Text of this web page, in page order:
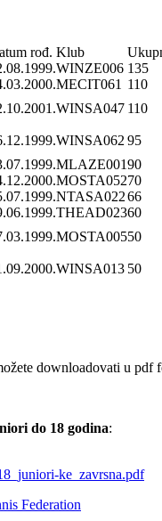
rođ. Klub
WINZE006 135
MECIT061 110
WINSA047 110
WINSA062 95
MLAZE00190
MOSTA05270
NTASA02266
THEAD02360
MOSTA00550
WINSA013 50
downloadovati u pdf
do 18 godina:
ke_zavrsna.pdf
Federation